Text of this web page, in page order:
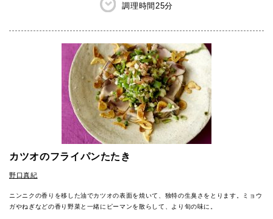
調理時間 25分
カツオのフライパンたたき
野口真紀
ニンニクの香りを移した油でカツオの表面を焼いて、独特の生臭さをとります。ミョウ
ガやねぎなどの香り野菜と一緒にピーマンを散らして、より旬の味に。